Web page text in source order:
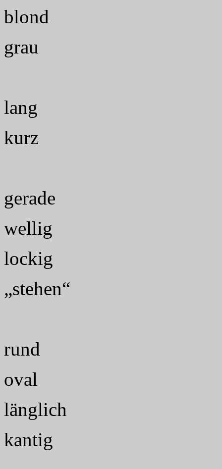
blond
grau
lang
kurz
gerade
wellig
lockig
„stehen“
rund
oval
länglich
kantig